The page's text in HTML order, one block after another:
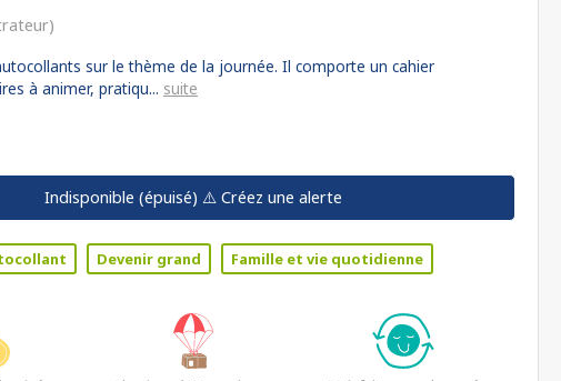
sur le thème de la journée. Il comporte un cahier
à animer, pratiqu... suite
Indisponible (épuisé) ⚠️ Créez une alerte
Devenir grand Famille et vie quotidienne